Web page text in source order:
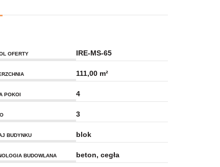
OFERTY IRE-MS-65
111,00 m²
POKOI 4
3
BUDYNKU blok
BUDOWLANA beton, cegła